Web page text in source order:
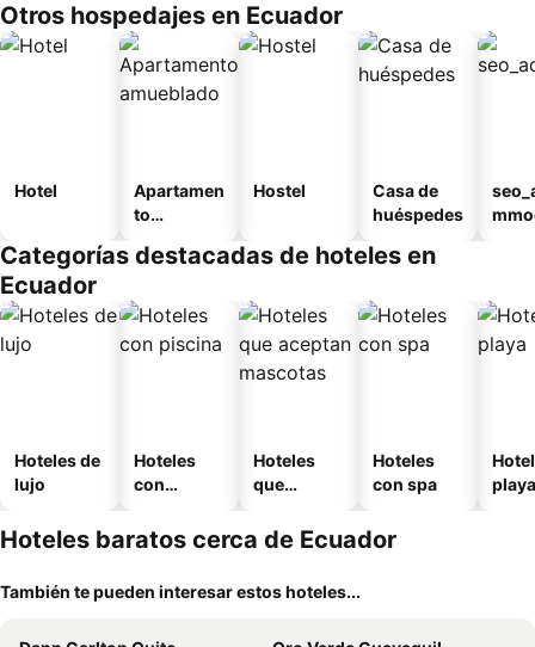
Otros hospedajes en Ecuador
Hotel
Apartamen
to
o
Hostel
Casa de
huéspedes
Categorías destacadas de hoteles en
Ecuador
Hoteles de
lujo
Hoteles
con
Hoteles
que
mascotas
Hoteles
con spa
playa
Hoteles baratos cerca de Ecuador
También te pueden interesar estos hoteles...